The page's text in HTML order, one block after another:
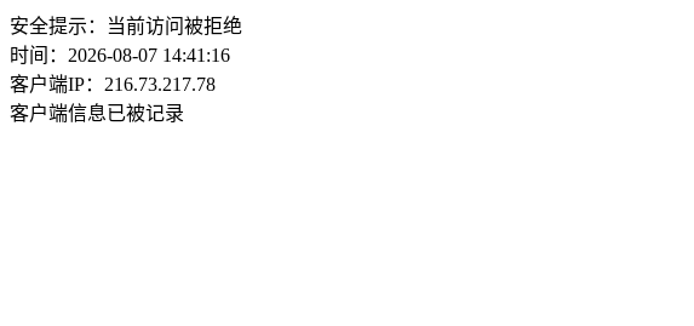
安全提示：当前访问被拒绝
时间：2026-08-07 14:41:16
客户端IP：216.73.217.78
客户端信息已被记录